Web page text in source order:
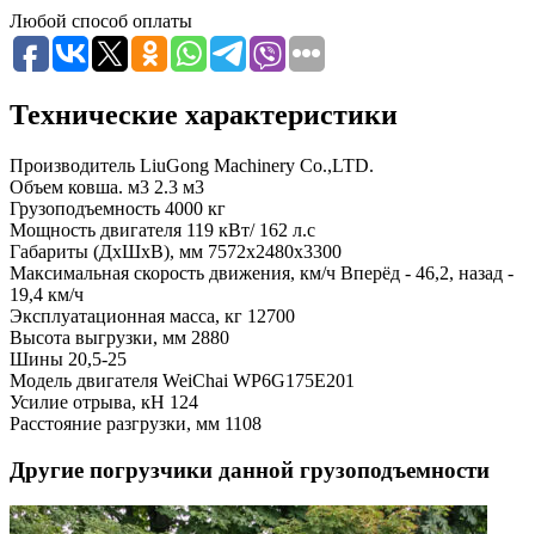
Любой способ оплаты
Технические характеристики
Производитель LiuGong Machinery Co.,LTD.
Объем ковша. м3 2.3 м3
Грузоподъемность 4000 кг
Мощность двигателя 119 кВт/ 162 л.с
Габариты (ДхШхВ), мм 7572x2480x3300
Максимальная скорость движения, км/ч Вперёд - 46,2, назад -
19,4 км/ч
Эксплуатационная масса, кг 12700
Высота выгрузки, мм 2880
Шины 20,5-25
Модель двигателя WeiChai WP6G175E201
Усилие отрыва, кН 124
Расстояние разгрузки, мм 1108
Другие погрузчики данной грузоподъемности